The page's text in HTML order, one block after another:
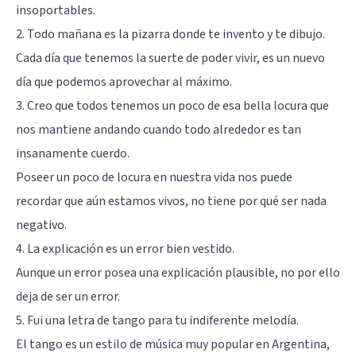
insoportables.
2. Todo mañana es la pizarra donde te invento y te dibujo.
Cada día que tenemos la suerte de poder vivir, es un nuevo
día que podemos aprovechar al máximo.
3. Creo que todos tenemos un poco de esa bella locura que
nos mantiene andando cuando todo alrededor es tan
insanamente cuerdo.
Poseer un poco de locura en nuestra vida nos puede
recordar que aún estamos vivos, no tiene por qué ser nada
negativo.
4. La explicación es un error bien vestido.
Aunque un error posea una explicación plausible, no por ello
deja de ser un error.
5. Fui una letra de tango para tu indiferente melodía.
El tango es un estilo de música muy popular en Argentina,